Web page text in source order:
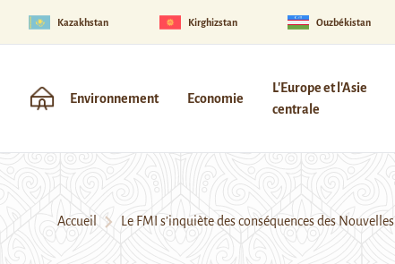
Kazakhstan Kirghizstan Ouzbékistan
Environnement Economie
L'Europe et l'Asie
centrale
Accueil Le FMI s’inquiète des conséquences des